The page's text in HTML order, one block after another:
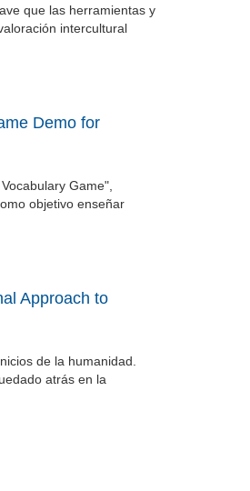
que las herramientas y
intercultural
Demo for
Game",
objetivo enseñar
Approach to
de la humanidad.
atrás en la